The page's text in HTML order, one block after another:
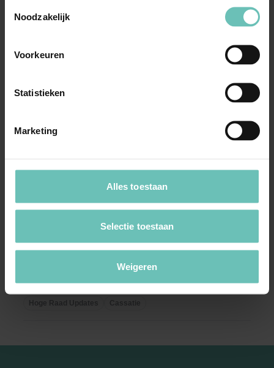
Noodzakelijk
Voorkeuren
Statistieken
Marketing
Alles toestaan
Selectie toestaan
Weigeren
Hoger beroep. Indiening beroepschrift per Veilig
Hoge Raad Updates
Uitspraak Hoge Raad: Verzekeringsrecht
(ECLI:NL:HR:2021:178, 5 februari 2021,
19/03030)
Beroep op schending mededelingsplicht (art.
7:928 BW); vereiste dat verzekeraar tijdig heeft
Hoge Raad Updates